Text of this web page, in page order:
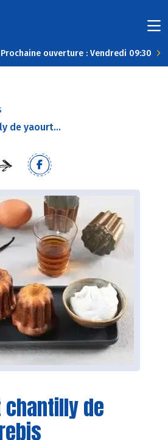
Prochaine ouverture : Vendredi 09:30
de yaourt...
chantilly de